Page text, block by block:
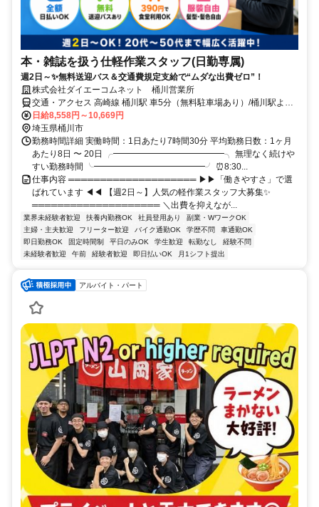
本・雑誌を扱う仕軽作業スタッフ(日勤専属)
週2日～✨無料送迎バス＆交通費規定支給で“ムダな出費ゼロ”！
株式会社ダイエーコムネット 桶川営業所
交通・アクセス 高崎線 桶川駅 車5分（無料駐車場あり）/桶川駅より
無料送迎バス有/車通勤ＯＫ/バイク通勤OK
日給8,558円～10,669円
埼玉県桶川市
勤務時間詳細 実働時間：1日あたり7時間30分 平均勤務日数：1ヶ月
あたり8日 〜 20日 ╭━━━━━━━━━━━━━╮ 無理なく続けや
すい勤務時間 ╰━━━━━━━━━━━━━╯ ⏰8:30...
仕事内容 ════════════════════ ▶▶「働きやすさ」で選
ばれています ◀◀ 【週2日～】人気の軽作業スタッフ大募集✨
════════════════════ ＼出費を抑えなが...
業界未経験者歓迎 扶養内勤務OK 社員登用あり
副業・WワークOK
主婦・主夫歓迎
フリーター歓迎 バイク通勤OK 学歴不問
車通勤OK
即日勤務OK
固定時間制 平日のみOK 学生歓迎 転勤なし
経験不問
未経験者歓迎
午前 経験者歓迎 即日払いOK 月1シフト提出
アルバイト・パート